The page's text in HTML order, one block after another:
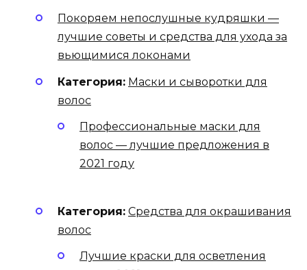
Покоряем непослушные кудряшки —
лучшие советы и средства для ухода за
вьющимися локонами
Категория: Маски и сыворотки для
волос
Профессиональные маски для
волос — лучшие предложения в
2021 году
Категория: Средства для окрашивания
волос
Лучшие краски для осветления